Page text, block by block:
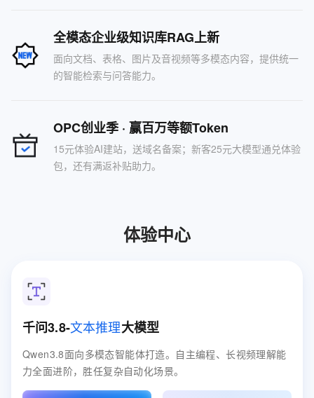
全模态企业级知识库RAG上新
面向文档、表格、图片及音视频等多模态内容，提供统一
的智能检索与问答能力。
OPC创业季 · 赢百万等额Token
15元体验AI建站，送域名备案；新客25元大模型通兑体验
包，还有满返补贴助力。
体验中心
千问3.8-文本推理大模型
Qwen3.8面向多模态智能体打造。自主编程、长视频理解能
力全面进阶，胜任复杂自动化场景。